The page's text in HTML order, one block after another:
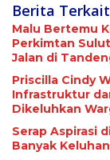
Berita Terkait
Malu Bertemu
Perkimtan
Jalan di
Priscilla Cindy
Infrastruktur dan
Dikeluhkan
Serap Aspirasi
Banyak